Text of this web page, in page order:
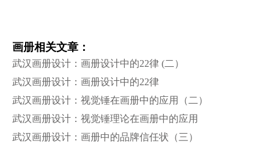
画册相关文章：
武汉画册设计：画册设计中的22律 (二）
武汉画册设计：画册设计中的22律
武汉画册设计：视觉锤在画册中的应用（二）
武汉画册设计：视觉锤理论在画册中的应用
武汉画册设计：画册中的品牌信任状（三）